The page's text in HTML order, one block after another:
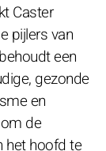
Caster
pijlers van
een
gezonde
en
de
het hoofd te